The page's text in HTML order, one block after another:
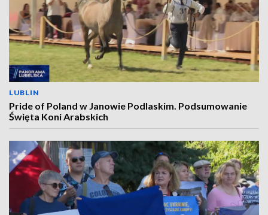
LUBLIN
Pride of Poland w Janowie Podlaskim. Podsumowanie
Święta Koni Arabskich